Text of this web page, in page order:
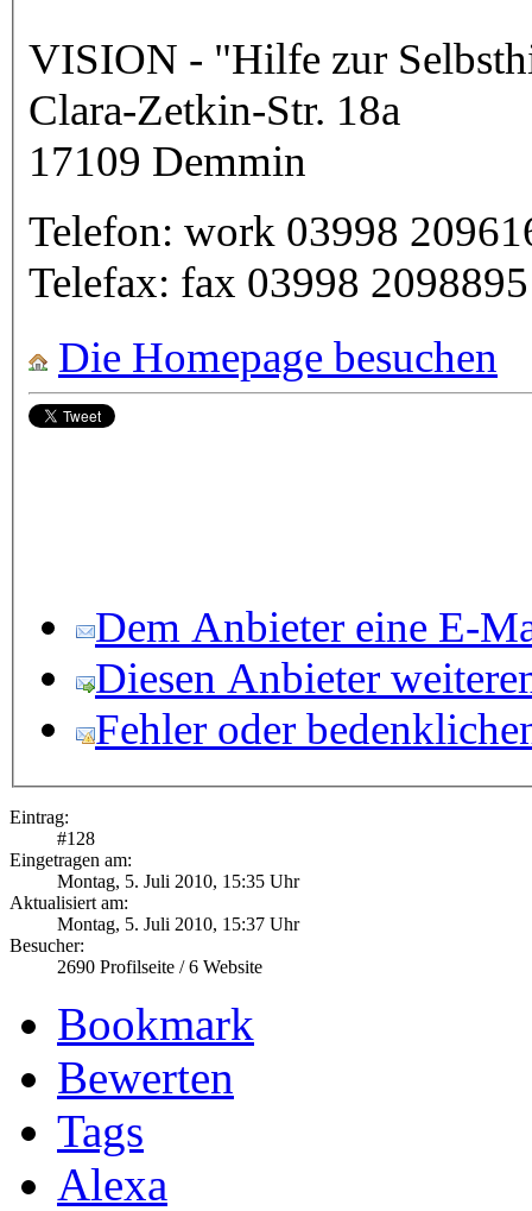
VISION - "Hilfe zur
Clara-Zetkin-Str. 18a
17109 Demmin
Telefon: work 03998
Telefax: fax 03998 2098895
Die Homepage besuchen
Dem Anbieter eine E-
Diesen Anbieter
Fehler oder
Eintrag:
#128
Eingetragen am:
Montag, 5. Juli 2010, 15:35 Uhr
Aktualisiert am:
Montag, 5. Juli 2010, 15:37 Uhr
Besucher:
2690 Profilseite /6 Website
Bookmark
Bewerten
Tags
Alexa